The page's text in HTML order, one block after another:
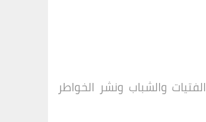
والشباب ونشر الخواطر